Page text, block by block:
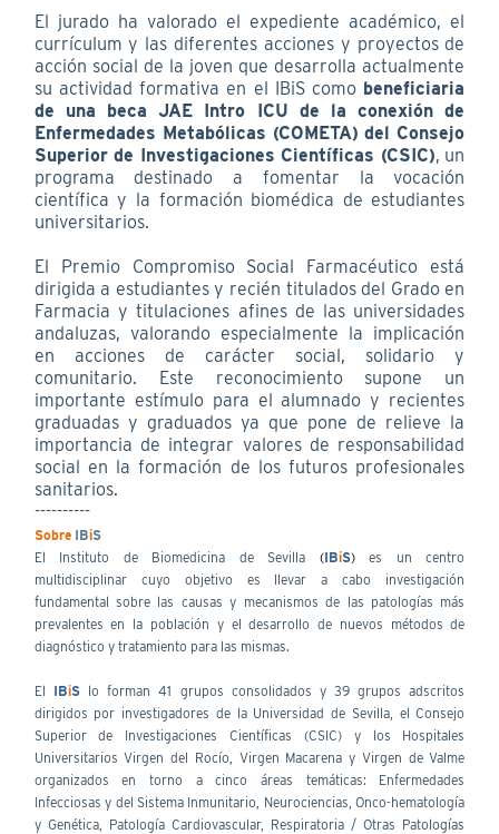
El jurado ha valorado el expediente académico, el
currículum y las diferentes acciones y proyectos de
acción social de la joven que desarrolla actualmente
su actividad formativa en el IBiS como beneficiaria
de una beca JAE Intro ICU de la conexión de
Enfermedades Metabólicas (COMETA) del Consejo
Superior de Investigaciones Científicas (CSIC), un
programa destinado a fomentar la vocación
científica y la formación biomédica de estudiantes
universitarios.
El Premio Compromiso Social Farmacéutico está
dirigida a estudiantes y recién titulados del Grado en
Farmacia y titulaciones afines de las universidades
andaluzas, valorando especialmente la implicación
en acciones de carácter social, solidario y
comunitario. Este reconocimiento supone un
importante estímulo para el alumnado y recientes
graduadas y graduados ya que pone de relieve la
importancia de integrar valores de responsabilidad
social en la formación de los futuros profesionales
sanitarios.
----------
Sobre IBiS
El Instituto de Biomedicina de Sevilla (IBiS)es un centro
multidisciplinar cuyo objetivo es llevar a cabo investigación
fundamental sobre las causas y mecanismos de las patologías más
prevalentes en la población y el desarrollo de nuevos métodos de
diagnóstico y tratamiento para las mismas.
El IBiSlo forman 41 grupos consolidados y 39 grupos adscritos
dirigidos por investigadores de la Universidad de Sevilla, el Consejo
Superior de Investigaciones Científicas (CSIC) y los Hospitales
Universitarios Virgen del Rocío, Virgen Macarena y Virgen de Valme
organizados en torno a cinco áreas temáticas: Enfermedades
Infecciosas y del Sistema Inmunitario, Neurociencias, Onco-hematología
y Genética, Patología Cardiovascular, Respiratoria / Otras Patologías